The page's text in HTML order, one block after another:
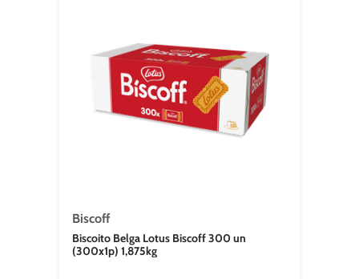
Biscoff
Biscoito Belga Lotus Biscoff 300 un
(300x1p) 1,875kg